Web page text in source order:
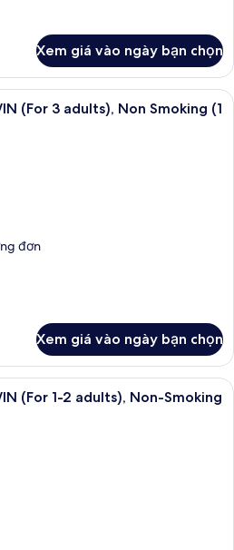
Xem giá vào ngày bạn chọn
Bộ đồ giường cao cấp, chăn bông,
(For 3 adults), Non Smoking (1
đơn
Xem giá vào ngày bạn chọn
Bộ đồ giường cao cấp, chăn bông,
(For 1-2 adults), Non-Smoking